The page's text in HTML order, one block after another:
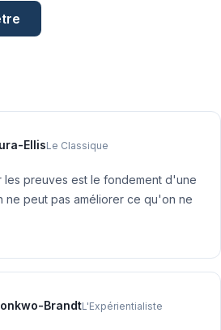
EllisLe Classique
les preuves est le fondement d'une
ne peut pas améliorer ce qu'on ne
BrandtL'Expérientialiste